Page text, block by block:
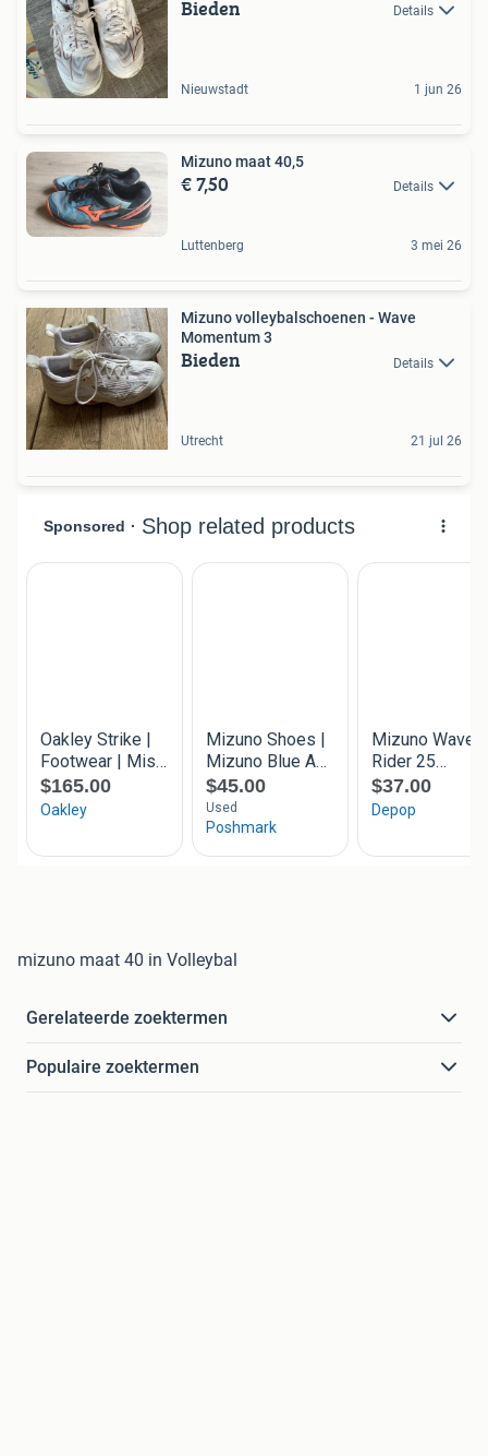
Bieden Details
Nieuwstadt 1 jun 26
Mizuno maat 40,5
€ 7,50 Details
Luttenberg 3 mei 26
Mizuno volleybalschoenen - Wave
Momentum 3
Bieden Details
Utrecht 21 jul 26
mizuno maat 40 in Volleybal
Gerelateerde zoektermen
Populaire zoektermen